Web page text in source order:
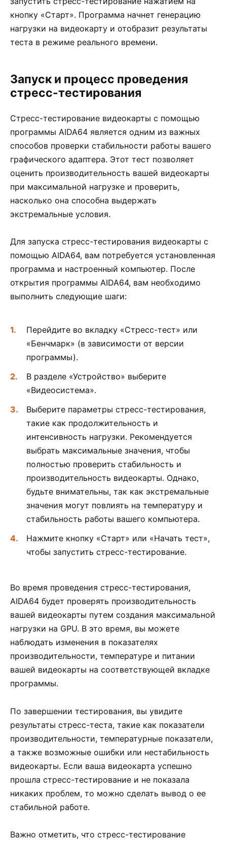
кнопку «Старт». Программа начнет генерацию
нагрузки на видеокарту и отобразит результаты
теста в режиме реального времени.
Запуск и процесс проведения
стресс-тестирования
Стресс-тестирование видеокарты с помощью
программы AIDA64 является одним из важных
способов проверки стабильности работы вашего
графического адаптера. Этот тест позволяет
оценить производительность вашей видеокарты
при максимальной нагрузке и проверить,
насколько она способна выдержать
экстремальные условия.
Для запуска стресс-тестирования видеокарты с
помощью AIDA64, вам потребуется установленная
программа и настроенный компьютер. После
открытия программы AIDA64, вам необходимо
выполнить следующие шаги:
Перейдите во вкладку «Стресс-тест» или
«Бенчмарк» (в зависимости от версии
программы).
В разделе «Устройство» выберите
«Видеосистема».
Выберите параметры стресс-тестирования,
такие как продолжительность и
интенсивность нагрузки. Рекомендуется
выбрать максимальные значения, чтобы
полностью проверить стабильность и
производительность видеокарты. Однако,
будьте внимательны, так как экстремальные
значения могут повлиять на температуру и
стабильность работы вашего компьютера.
Нажмите кнопку «Старт» или «Начать тест»,
чтобы запустить стресс-тестирование.
Во время проведения стресс-тестирования,
AIDA64 будет проверять производительность
вашей видеокарты путем создания максимальной
нагрузки на GPU. В это время, вы можете
наблюдать изменения в показателях
производительности, температуре и питании
вашей видеокарты на соответствующей вкладке
программы.
По завершении тестирования, вы увидите
результаты стресс-теста, такие как показатели
производительности, температурные показатели,
а также возможные ошибки или нестабильность
видеокарты. Если ваша видеокарта успешно
прошла стресс-тестирование и не показала
никаких проблем, то можно сделать вывод о ее
стабильной работе.
Важно отметить, что стресс-тестирование